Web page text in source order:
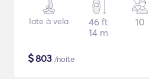
Iate à vela
46 ft
14 m
10
$803 /noite